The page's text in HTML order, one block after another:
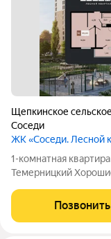
Щепкинское
Соседи
ЖК «Соседи. Лесной
1-комнатная квартира
Темерницкий Хорошие соседи половина
леса, приватность и
повседневностью. О
Позвонить